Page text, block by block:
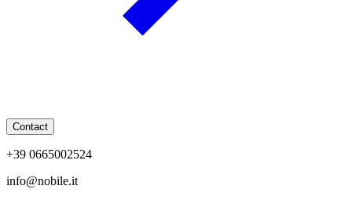
Contact
+39 0665002524
info@nobile.it